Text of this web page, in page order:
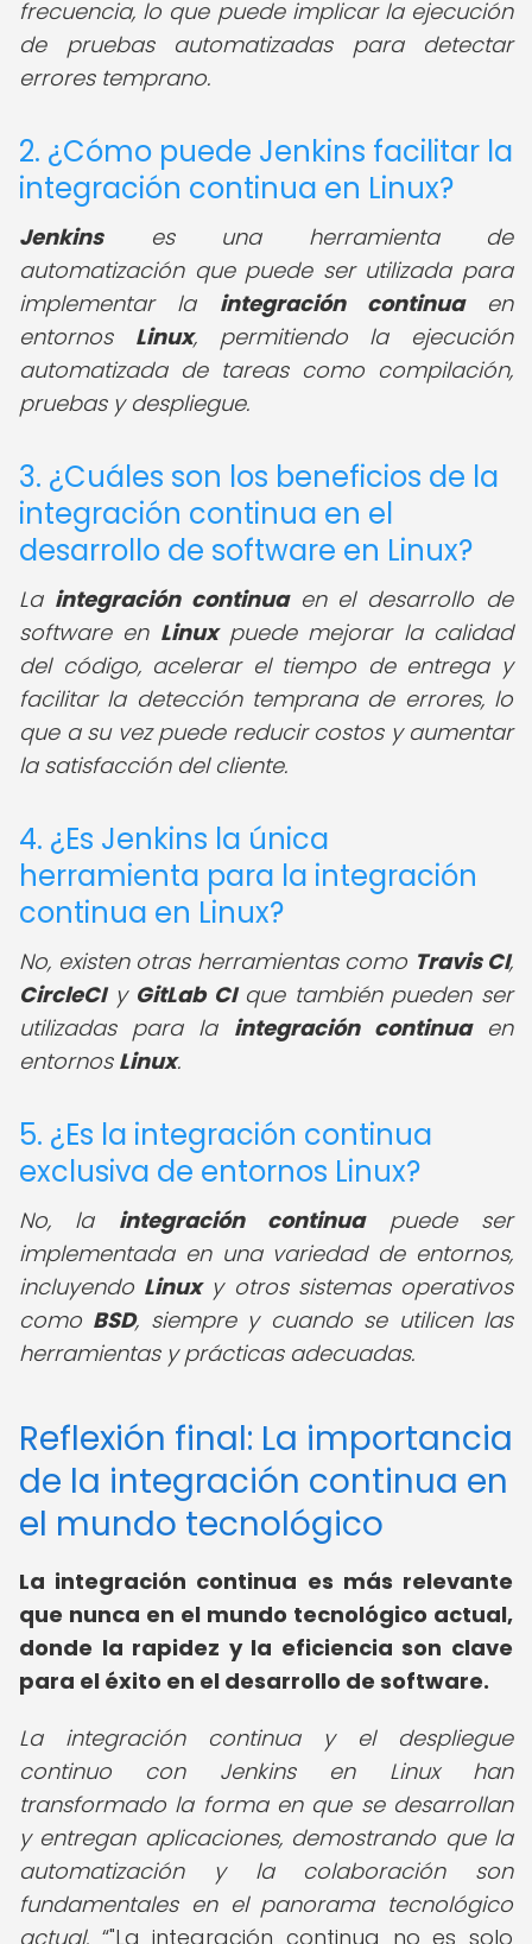
frecuencia, lo que puede implicar la ejecución
de pruebas automatizadas para detectar
errores temprano.
2. ¿Cómo puede Jenkins facilitar la
integración continua en Linux?
Jenkinses una herramienta de
automatización que puede ser utilizada para
implementar la integración continuaen
entornos Linux, permitiendo la ejecución
automatizada de tareas como compilación,
pruebas y despliegue.
3. ¿Cuáles son los beneficios de la
integración continua en el
desarrollo de software en Linux?
La integración continuaen el desarrollo de
software en Linuxpuede mejorar la calidad
del código, acelerar el tiempo de entrega y
facilitar la detección temprana de errores, lo
que a su vez puede reducir costos y aumentar
la satisfacción del cliente.
4. ¿Es Jenkins la única
herramienta para la integración
continua en Linux?
No, existen otras herramientas como Travis CI,
CircleCIy GitLab CIque también pueden ser
utilizadas para la integración continuaen
entornos Linux.
5. ¿Es la integración continua
exclusiva de entornos Linux?
No, la integración continuapuede ser
implementada en una variedad de entornos,
incluyendo Linuxy otros sistemas operativos
como BSD, siempre y cuando se utilicen las
herramientas y prácticas adecuadas.
Reflexión final: La importancia
de la integración continua en
el mundo tecnológico
La integración continua es más relevante
que nunca en el mundo tecnológico actual,
donde la rapidez y la eficiencia son clave
para el éxito en el desarrollo de software.
La integración continua y el despliegue
continuo con Jenkins en Linux han
transformado la forma en que se desarrollan
y entregan aplicaciones, demostrando que la
automatización y la colaboración son
fundamentales en el panorama tecnológico
actual.
"La integración continua no es solo